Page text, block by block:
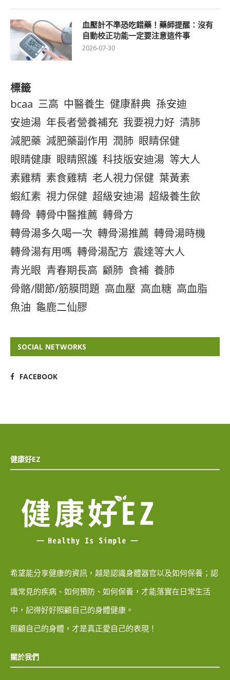
血壓計不準恐吃錯藥！藥師提醒：沒有
自動校正功能一定要注意這件事
2026-07-30
標籤
bcaa 三高 中醫養生 健康辭典 孫安迪
安迪湯 年長者營養補充 我要視力好 清肺
減肥藥 減肥藥副作用 潤肺 眼睛保健
眼睛健康 眼睛照護 科技版安迪湯 等大人
素雞精 素食雞精 老人視力保健 葉黃素
蝦紅素 視力保健 超級安迪湯 超級養生飲
轉骨 轉骨中醫推薦 轉骨方
轉骨湯多久喝一次 轉骨湯推薦 轉骨湯時機
轉骨湯有用嗎 轉骨湯配方 震達等大人
青光眼 青春期長高 顧肺 食補 養肺
骨骼/關節/筋膜問題 高血壓 高血糖 高血脂
魚油 龜鹿二仙膠
SOCIAL NETWORKS
FACEBOOK
健康好EZ
希望能分享健康的資訊，越是認識身體器官以及如何保養；認
識常見的疾病、如何預防、如何保養，才能落實在日常生活
中，記得好好照顧自己的身體健康。
照顧自己的身體，才是真正愛自己的表現！
關於我們